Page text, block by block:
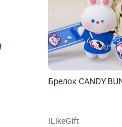
Брелок CANDY
ILikeGift